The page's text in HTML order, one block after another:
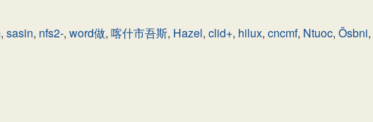
, sasin, nfs2-, word做, 喀什市吾斯, Hazel, clid+, hilux, cncmf, Ntuoc, Õsbni,